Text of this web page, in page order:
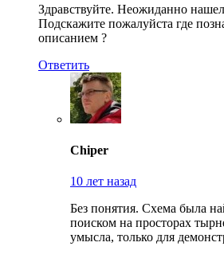
Здравствуйте. Неожиданно
Подскажите пожалуйста где
описанием ?
Ответить
Chiper
10 лет назад
Без понятия. Схема была
поиском на просторах
умысла, только для